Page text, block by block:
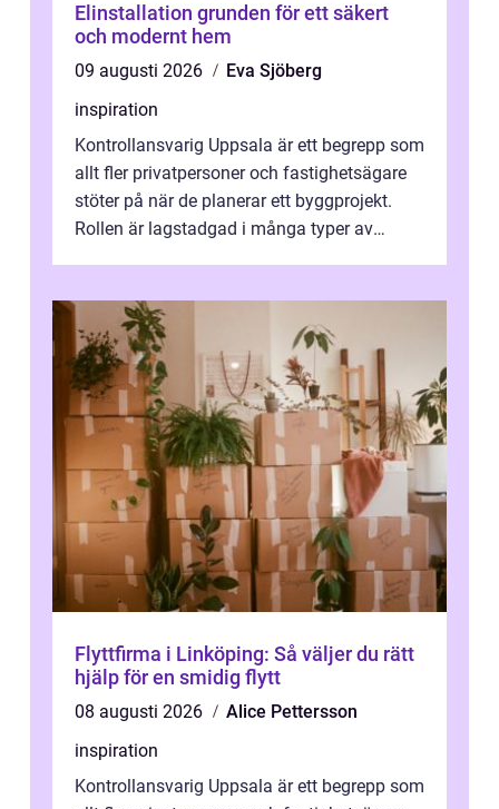
Elinstallation grunden för ett säkert
och modernt hem
09 augusti 2026
Eva Sjöberg
inspiration
Kontrollansvarig Uppsala är ett begrepp som
allt fler privatpersoner och fastighetsägare
stöter på när de planerar ett byggprojekt.
Rollen är lagstadgad i många typer av
Flyttfirma i Linköping: Så väljer du rätt
hjälp för en smidig flytt
08 augusti 2026
Alice Pettersson
inspiration
Kontrollansvarig Uppsala är ett begrepp som